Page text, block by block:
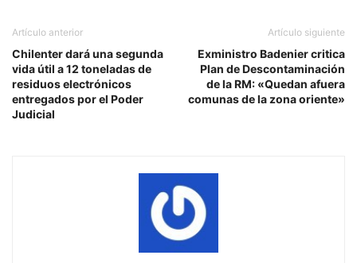
Artículo anterior
Chilenter dará una segunda
vida útil a 12 toneladas de
residuos electrónicos
entregados por el Poder
Judicial
Artículo siguiente
Exministro Badenier critica
Plan de Descontaminación
de la RM: «Quedan afuera
comunas de la zona oriente»